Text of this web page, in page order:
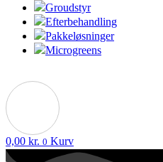
Groudstyr
Efterbehandling
Pakkeløsninger
Microgreens
0,00 kr. 0 Kurv